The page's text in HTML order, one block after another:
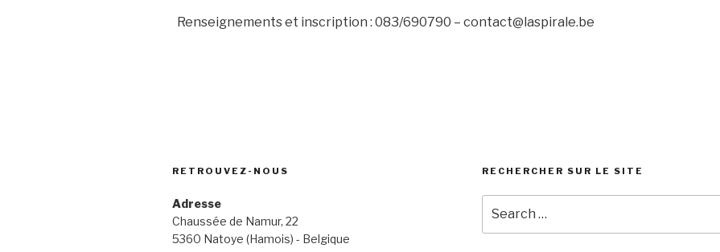
Renseignements et inscription : 083/690790 – contact@laspirale.be
RETROUVEZ-NOUS
Adresse
Chaussée de Namur, 22
5360 Natoye (Hamois) - Belgique
RECHERCHER SUR LE SITE
for: